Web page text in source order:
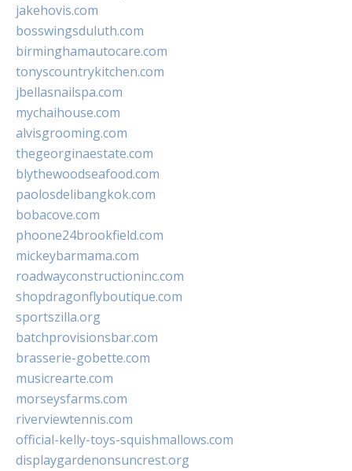
jakehovis.com
bosswingsduluth.com
birminghamautocare.com
tonyscountrykitchen.com
jbellasnailspa.com
mychaihouse.com
alvisgrooming.com
thegeorginaestate.com
blythewoodseafood.com
paolosdelibangkok.com
bobacove.com
phoone24brookfield.com
mickeybarmama.com
roadwayconstructioninc.com
shopdragonflyboutique.com
sportszilla.org
batchprovisionsbar.com
brasserie-gobette.com
musicrearte.com
morseysfarms.com
riverviewtennis.com
official-kelly-toys-squishmallows.com
displaygardenonsuncrest.org